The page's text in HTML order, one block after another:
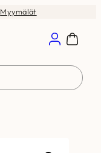
Myymälät